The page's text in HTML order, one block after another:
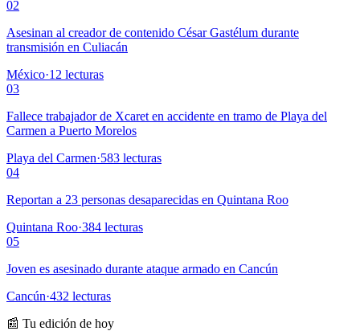
02
Asesinan al creador de contenido César Gastélum durante
transmisión en Culiacán
México·12 lecturas
03
Fallece trabajador de Xcaret en accidente en tramo de Playa del
Carmen a Puerto Morelos
Playa del Carmen·583 lecturas
04
Reportan a 23 personas desaparecidas en Quintana Roo
Quintana Roo·384 lecturas
05
Joven es asesinado durante ataque armado en Cancún
Cancún·432 lecturas
📰 Tu edición de hoy